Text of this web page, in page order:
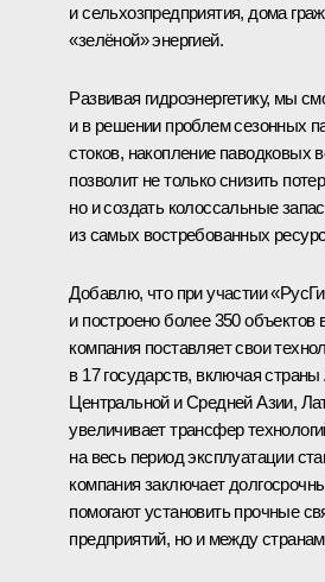
и сельхозпредприятия, дома
«зелёной» энергией.
Развивая гидроэнергетику, мы
и в решении проблем сезонных
стоков, накопление
позволит не только снизить
но и создать колоссальные
из самых востребованных
Добавлю, что при участии
и построено более 350 объектов
компания поставляет свои
в 17 государств, включая
Центральной и Средней Азии,
увеличивает трансфер
на весь период эксплуатации
компания заключает
помогают установить прочные
предприятий, но и между